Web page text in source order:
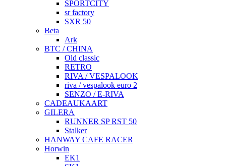
SPORTCITY
sr factory
SXR 50
Beta
Ark
BTC / CHINA
Old classic
RETRO
RIVA / VESPALOOK
riva / vespalook euro 2
SENZO / E-RIVA
CADEAUKAART
GILERA
RUNNER SP RST 50
Stalker
HANWAY CAFE RACER
Horwin
EK1